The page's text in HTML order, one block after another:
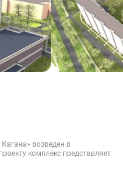
возведен в
комплекс представляет